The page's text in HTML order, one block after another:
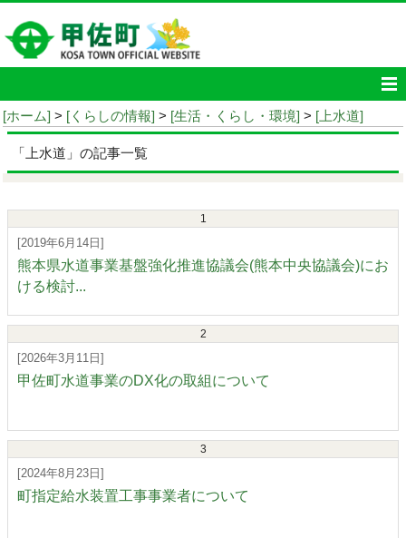
[ホーム] > [くらしの情報] > [生活・くらし・環境] > [上水道]
「上水道」の記事一覧
1
[2019年6月14日]
熊本県水道事業基盤強化推進協議会(熊本中央協議会)にお
ける検討...
2
[2026年3月11日]
甲佐町水道事業のDX化の取組について
3
[2024年8月23日]
町指定給水装置工事事業者について